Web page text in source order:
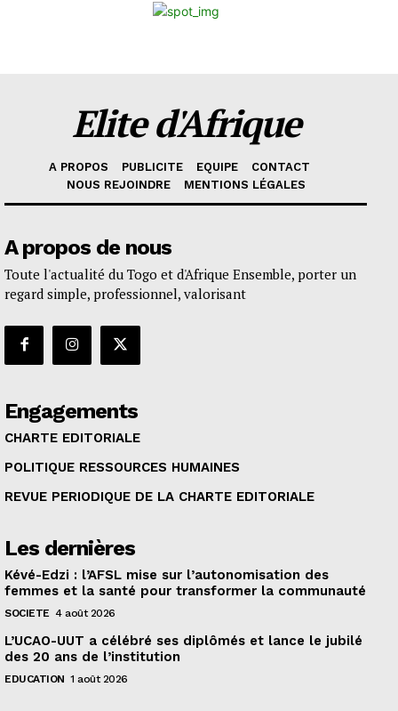
Elite d'Afrique
A PROPOS PUBLICITE EQUIPE
CONTACT
NOUS REJOINDRE
MENTIONS LÉGALES
A propos de nous
Toute l'actualité du Togo et d'Afrique Ensemble, porter un
regard simple, professionnel, valorisant
Engagements
CHARTE EDITORIALE
POLITIQUE RESSOURCES HUMAINES
REVUE PERIODIQUE DE LA CHARTE EDITORIALE
Les dernières
Kévé-Edzi : l’AFSL mise sur l’autonomisation des
femmes et la santé pour transformer la communauté
SOCIETE 4 août 2026
L’UCAO-UUT a célébré ses diplômés et lance le jubilé
des 20 ans de l’institution
EDUCATION 1 août 2026